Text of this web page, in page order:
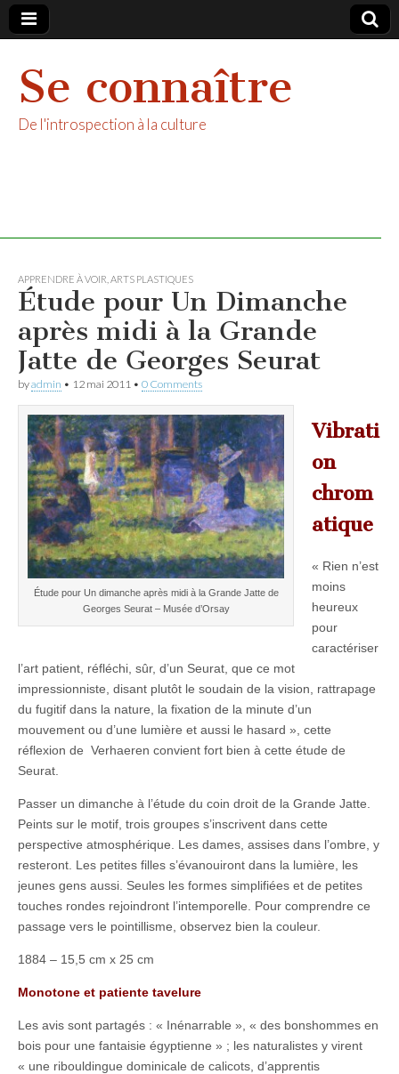
Se connaître
De l'introspection à la culture
APPRENDRE À VOIR ARTS PLASTIQUES
Étude pour Un Dimanche
après midi à la Grande
Jatte de Georges Seurat
byadmin • 12 mai 2011 • 0 Comments
Étude pour Un dimanche après midi à la Grande Jatte de
Georges Seurat – Musée d’Orsay
Vibrati
on
chrom
atique
« Rien n’est
moins
heureux
pour
caractériser
l’art patient, réfléchi, sûr, d’un Seurat, que ce mot
impressionniste, disant plutôt le soudain de la vision, rattrapage
du fugitif dans la nature, la fixation de la minute d’un
mouvement ou d’une lumière et aussi le hasard », cette
réflexion de Verhaeren convient fort bien à cette étude de
Seurat.
Passer un dimanche à l’étude du coin droit de la Grande Jatte.
Peints sur le motif, trois groupes s’inscrivent dans cette
perspective atmosphérique. Les dames, assises dans l’ombre, y
resteront. Les petites filles s’évanouiront dans la lumière, les
jeunes gens aussi. Seules les formes simplifiées et de petites
touches rondes rejoindront l’intemporelle. Pour comprendre ce
passage vers le pointillisme, observez bien la couleur.
1884 – 15,5 cm x 25 cm
Monotone et patiente tavelure
Les avis sont partagés : « Inénarrable », « des bonshommes en
bois pour une fantaisie égyptienne » ; les naturalistes y virent
« une ribouldingue dominicale de calicots, d’apprentis